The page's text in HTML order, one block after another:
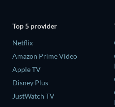
Top 5 provider
Netflix
Amazon Prime Video
Apple TV
Disney Plus
JustWatch TV